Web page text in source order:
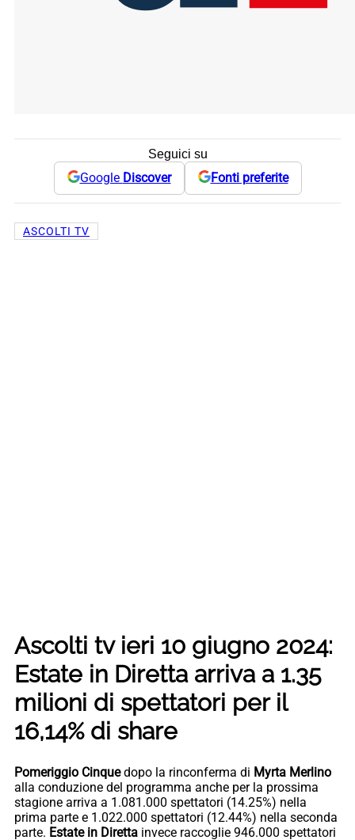
Seguici su
Google Discover Fonti preferite
ASCOLTI TV
Ascolti tv ieri 10 giugno 2024:
Estate in Diretta arriva a 1.35
milioni di spettatori per il
16,14% di share
Pomeriggio Cinquedopo la rinconferma di Myrta Merlino
alla conduzione del programma anche per la prossima
stagione arriva a 1.081.000 spettatori (14.25%) nella
prima parte e 1.022.000 spettatori (12.44%) nella seconda
parte. Estate in Diretta invece raccoglie 946.000 spettatori